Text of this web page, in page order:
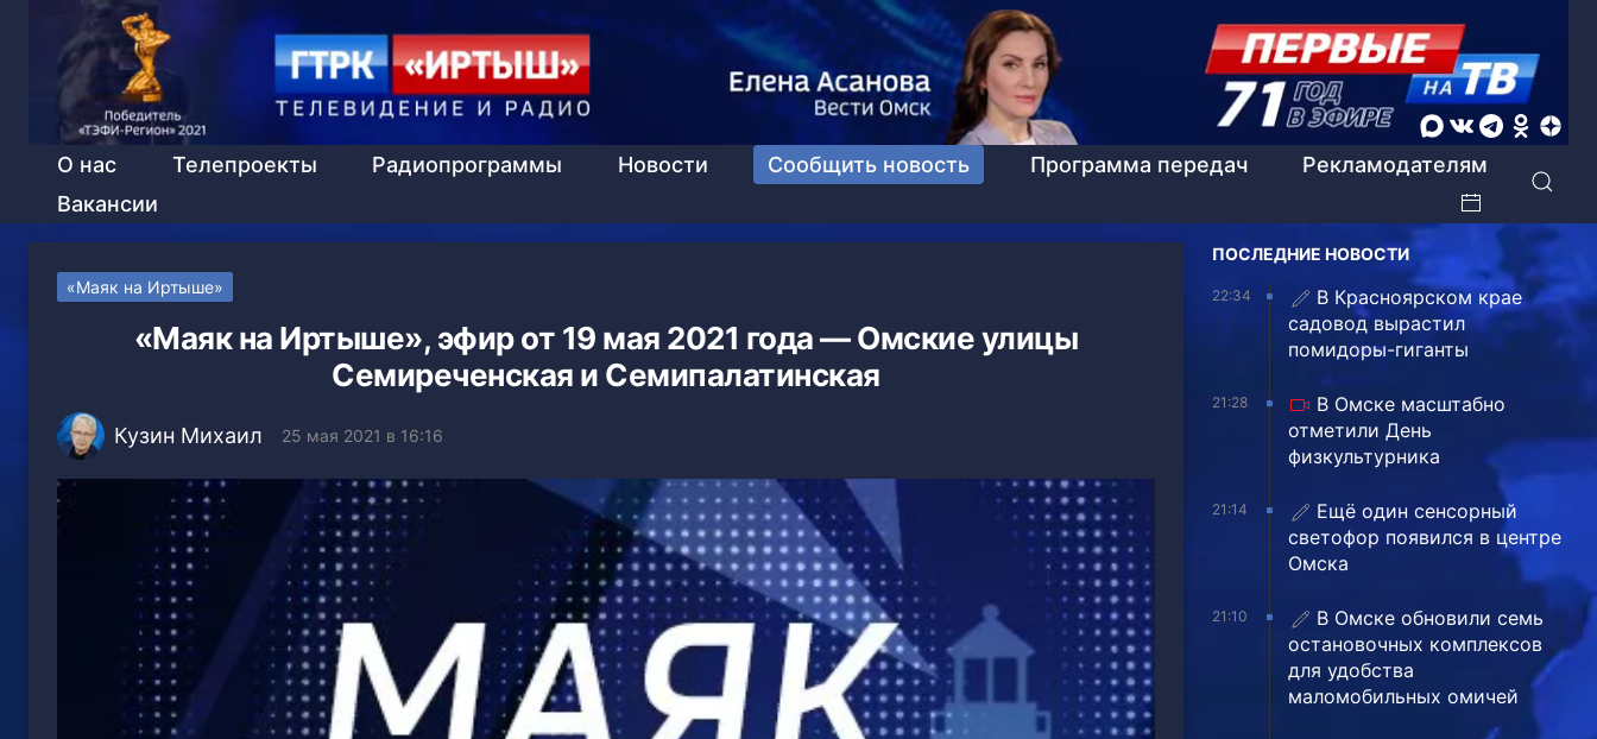
О нас Телепроекты Радиопрограммы Новости Сообщить новость Программа передач
Рекламодателям
Вакансии
«Маяк на Иртыше»
«Маяк на Иртыше», эфир от 19 мая 2021 года — Омские улицы
Семиреченская и Семипалатинская
Кузин Михаил 25 мая 2021 в 16:16
ПОСЛЕДНИЕ НОВОСТИ
22:34
В Красноярском крае
садовод вырастил
помидоры-гиганты
21:28
В Омске масштабно
отметили День
физкультурника
21:14
Ещё один сенсорный
светофор появился в центре
Омска
21:10
В Омске обновили семь
остановочных комплексов
для удобства
маломобильных омичей